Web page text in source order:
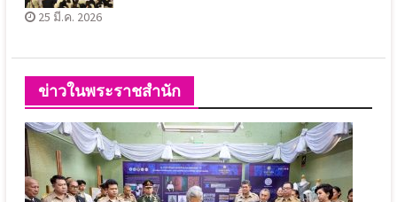
25 มี.ค. 2026
ข่าวในพระราชสำนัก